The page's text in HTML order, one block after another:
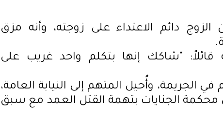
دائم الاعتداء على زوجته، وأنه مزق
قائلاً: "شاكك إنها بتكلم واحد غريب على
وأُحيل المتهم إلى النيابة العامة،
محكمة الجنايات بتهمة القتل العمد مع سبق